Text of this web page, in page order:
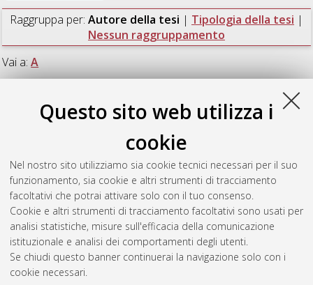
Questo sito web utilizza i
cookie
Nel nostro sito utilizziamo sia cookie tecnici necessari per il suo
funzionamento, sia cookie e altri strumenti di tracciamento
facoltativi che potrai attivare solo con il tuo consenso.
Cookie e altri strumenti di tracciamento facoltativi sono usati per
analisi statistiche, misure sull'efficacia della comunicazione
istituzionale e analisi dei comportamenti degli utenti.
Se chiudi questo banner continuerai la navigazione solo con i
cookie necessari.
Raggruppa per: Autore della tesi | Tipologia della tesi |
Nessun raggruppamento
Vai a:A
Ardeni, Eugenio(2016)Analisi di criteri di gestione di reti
complesse di distribuzione dell'energia.[Laurea magistrale],
Università di Bologna, Corso di Studio inIngegneria energetica
[LM-DM270]
Questa lista e' stata generata ilFri Aug 7 18:30:38 2026 CEST